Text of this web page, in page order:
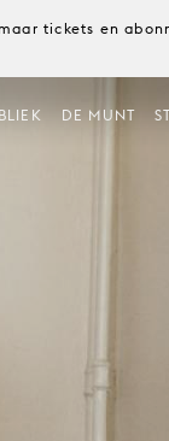
tickets en
DE MUNT